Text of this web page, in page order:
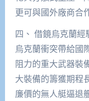
更可與國外廠商合
四、 借鏡烏克蘭
烏克蘭衝突帶給國
阻力的重大武器裝
大裝備的籌獲期程
廉價的無人艇逼退